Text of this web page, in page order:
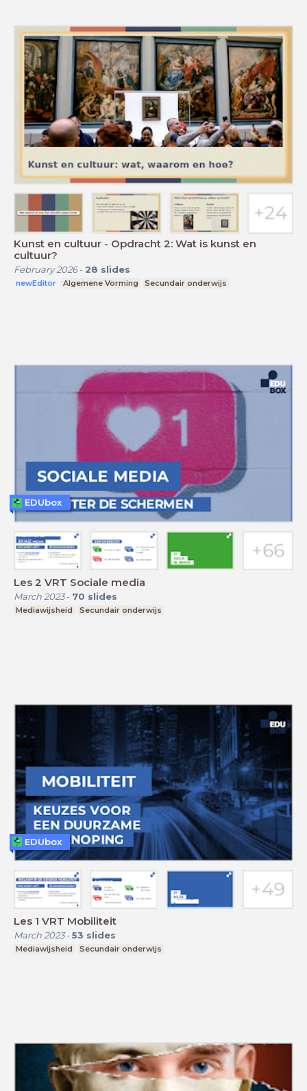
Kunst en cultuur - Opdracht 2: Wat is kunst en
cultuur?
February 2026- 28 slides
newEditor Algemene Vorming Secundair onderwijs
Les 2 VRT Sociale media
March 2023- 70 slides
Mediawijsheid Secundair onderwijs
EDUbox
Les 1 VRT Mobiliteit
March 2023- 53 slides
Mediawijsheid Secundair onderwijs
EDUbox